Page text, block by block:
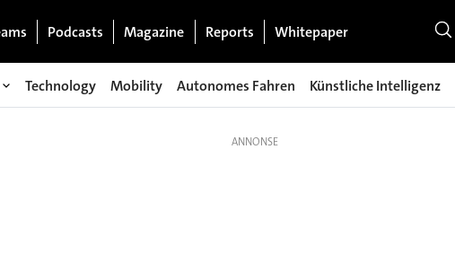
Podcasts Magazine Reports Whitepaper
Technology Mobility Autonomes Fahren Künstliche Intelligenz